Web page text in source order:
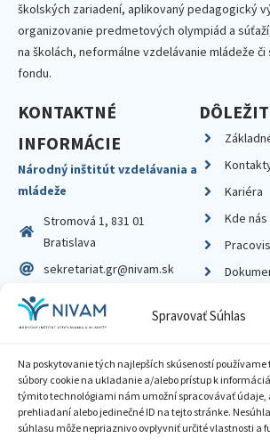
Spravovať Súhlas
Na poskytovanie tých najlepších skúseností používame
súbory cookie na ukladanie a/alebo prístup k
týmito technológiami nám umožní spracovávať údaje,
prehliadaní alebo jedinečné ID na tejto stránke.
súhlasu môže nepriaznivo ovplyvniť určité vlastnosti a
školských zariadení, aplikovaný pedagogický
organizovanie predmetových olympiád a
na školách, neformálne vzdelávanie mládeže či
fondu.
KONTAKTNÉ
INFORMÁCIE
Národný inštitút vzdelávania a
mládeže
Stromová 1, 831 01
Bratislava
sekretariat.gr@nivam.sk
IČO: 00164348
DIČ: 2020798714
Kariéra
Kde
Zásady ochrany súkromia